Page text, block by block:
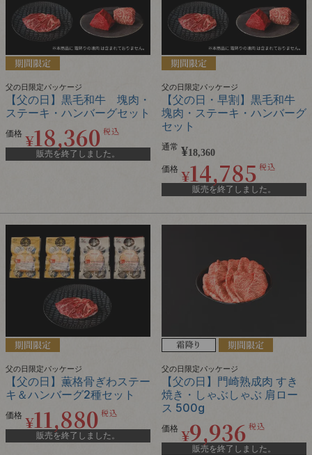
父の日限定パッケージ
【父の日】黒毛和牛 塊肉・
ステーキ・ハンバーグセット
価格 ¥18,360 税込
販売を終了しました。
父の日限定パッケージ
【父の日・早割】黒毛和牛
塊肉・ステーキ・ハンバーグ
セット
通常 ¥18,360
価格 ¥14,785 税込
販売を終了しました。
父の日限定パッケージ
【父の日】薫格骨ぎわステー
キ＆ハンバーグ2種セット
価格 ¥11,880 税込
販売を終了しました。
父の日限定パッケージ
【父の日】門崎熟成肉 すき
焼き・しゃぶしゃぶ 肩ロー
ス 500g
価格 ¥9,936 税込
販売を終了しました。